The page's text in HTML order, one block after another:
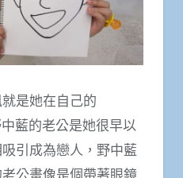
是她在自己的
藍的老公是她很早以
引成為戀人，野中藍